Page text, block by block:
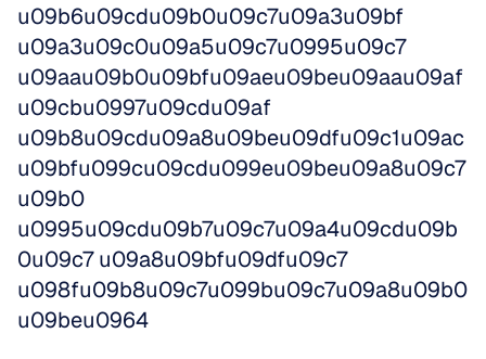
u09b6u09cdu09b0u09c7u09a3u09bf
u09a3u09c0u09a5u09c7u0995u09c7
u09aau09b0u09bfu09aeu09beu09aau09af
u09cbu0997u09cdu09af
u09b8u09cdu09a8u09beu09dfu09c1u09ac
u09bfu099cu09cdu099eu09beu09a8u09c7
u09b0
u0995u09cdu09b7u09c7u09a4u09cdu09b
0u09c7 u09a8u09bfu09dfu09c7
u098fu09b8u09c7u099bu09c7u09a8u09b0
u09beu0964